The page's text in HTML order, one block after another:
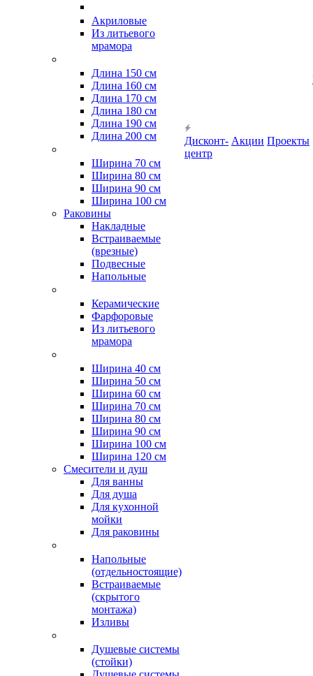
Акриловые
Из литьевого
мрамора
Длина 150 см
Длина 160 см
Длина 170 см
Длина 180 см
Длина 190 см
Длина 200 см
Ширина 70 см
Ширина 80 см
Ширина 90 см
Ширина 100 см
Раковины
Накладные
Встраиваемые
(врезные)
Подвесные
Напольные
Керамические
Фарфоровые
Из литьевого
мрамора
Ширина 40 см
Ширина 50 см
Ширина 60 см
Ширина 70 см
Ширина 80 см
Ширина 90 см
Ширина 100 см
Ширина 120 см
Смесители и душ
Для ванны
Для душа
Для кухонной
мойки
Для раковины
Напольные
(отдельностоящие)
Встраиваемые
(скрытого
монтажа)
Изливы
Душевые системы
(стойки)
Дисконт-
центр
Акции Проекты